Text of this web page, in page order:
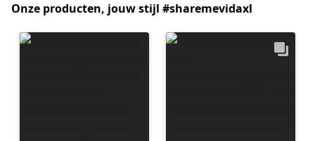
Onze producten, jouw stijl #sharemevidaxl